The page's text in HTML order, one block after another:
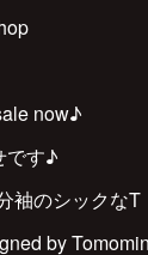
now♪
です♪
袖のシックなT
by